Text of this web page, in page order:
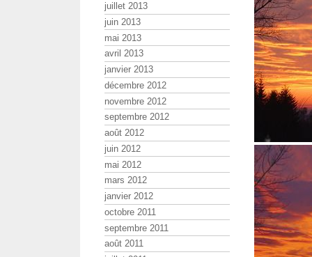
juillet 2013
juin 2013
mai 2013
avril 2013
janvier 2013
décembre 2012
novembre 2012
septembre 2012
août 2012
juin 2012
mai 2012
mars 2012
janvier 2012
octobre 2011
septembre 2011
août 2011